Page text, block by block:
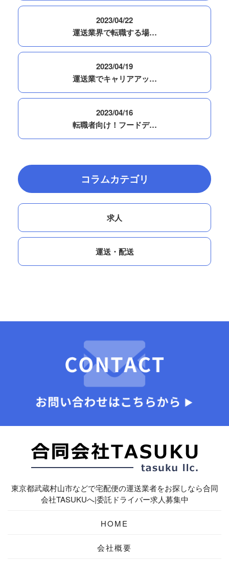
2023/04/22
運送業界で転職する場…
2023/04/19
運送業でキャリアアッ…
2023/04/16
転職者向け！フードデ…
コラムカテゴリ
求人
運送・配送
東京都武蔵村山市などで宅配便の運送業者をお探しなら合同
会社TASUKUへ|委託ドライバー求人募集中
HOME
会社概要